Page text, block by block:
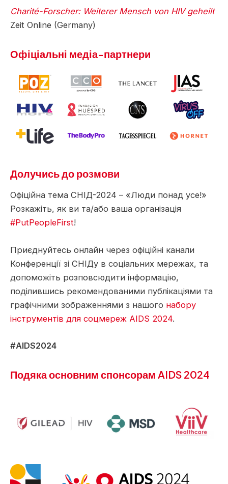
Charité-Forscher: Weiterer Mensch von HIV geheilt
Zeit Online (Germany)
Офіціальні медіа-партнери
Долучись до розмови
Офіційна тема СНІД-2024 – «Люди понад усе!»
Розкажіть, як ви та/або ваша організація
#PutPeopleFirst!
Приєднуйтесь онлайн через офіційні канали
Конференції зі СНІДу в соціальних мережах, та
допоможіть розповсюдити інформацію,
поділившись рекомендованими публікаціями та
графічними зображеннями з нашого набору
інструментів для соцмереж AIDS 2024.
#AIDS2024
Подяка основним спонсорам AIDS 2024